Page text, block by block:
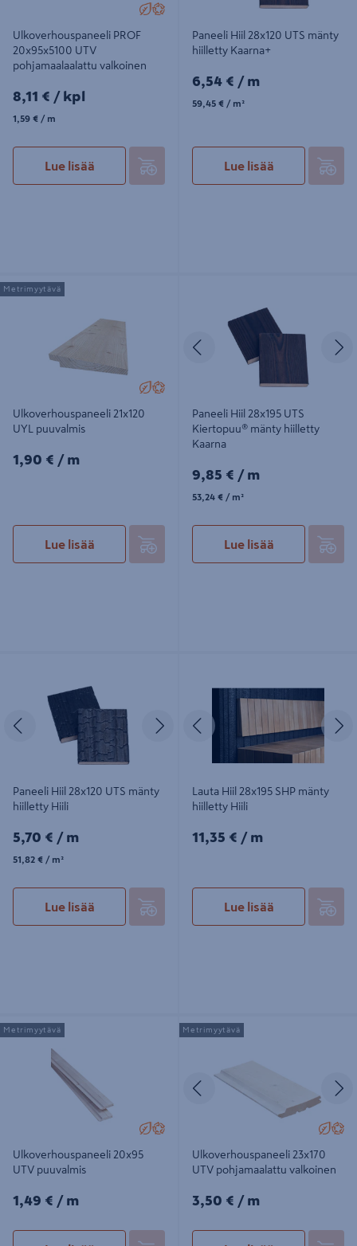
Ulkoverhouspaneeli PROF
20x95x5100 UTV
pohjamaalaalattu valkoinen
8,11€/kpl
8,11 € / kpl
1,59€/m
1,59 € / m
Lue lisää
Paneeli Hiil 28x120 UTS mänty
hiilletty Kaarna+
6,54€/m
6,54 € / m
59,45€/m²
59,45 € / m²
Lue lisää
Ulkoverhouspaneeli 21x120 UYL
puuvalmis
Ulkoverhouspaneeli 21x120
UYL puuvalmis
1,90€/m
1,90 € / m
Lue lisää
Metrimyytävä
Edellinen
Paneeli Hiil 28x195 UTS
Kiertopuu® mänty hiilletty
Kaarna
9,85€/m
9,85 € / m
53,24€/m²
53,24 € / m²
Lue lisää
Edellinen Seuraava
Paneeli Hiil 28x120 UTS mänty
hiilletty Hiili
5,70€/m
5,70 € / m
51,82€/m²
51,82 € / m²
Lue lisää
Edellinen
Lauta Hiil 28x195 SHP mänty
hiilletty Hiili
11,35€/m
11,35 € / m
Lue lisää
Ulkoverhouspaneeli 20x95 UTV
puuvalmis
Ulkoverhouspaneeli 20x95
UTV puuvalmis
1,49€/m
1,49 € / m
Metrimyytävä
Ulkoverhouspaneeli 23x170 UTV
pohjamaalattu valkoinen
Edellinen
Ulkoverhouspaneeli 23x170
UTV pohjamaalattu valkoinen
3,50€/m
3,50 € / m
Metrimyytävä